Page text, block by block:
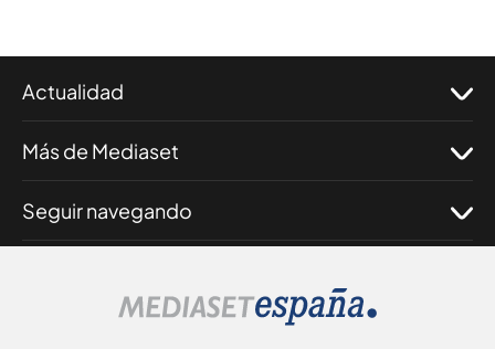
Actualidad
Más de Mediaset
Seguir navegando